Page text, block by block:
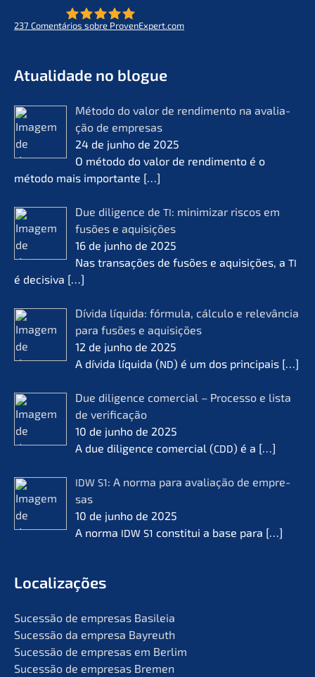
237 Comen­tá­ri­os sobre ProvenExpert.com
Atual­i­da­de no blogue
Método do valor de rendi­men­to na avalia­
ção de empre­sas
24 de junho de 2025
O método do valor de rendi­men­to é o
método mais importan­te […]
Due diligence de TI: minimi­zar riscos em
fusões e aquisi­ções
16 de junho de 2025
Nas transa­ções de fusões e aquisi­ções, a TI
é decisi­va […]
Dívida líqui­da: fórmu­la, cálcu­lo e relevân­cia
para fusões e aquisi­ções
12 de junho de 2025
A dívida líqui­da (ND) é um dos princi­pais […]
Due diligence comer­cial – Proces­so e lista
de verifi­ca­ção
10 de junho de 2025
A due diligence comer­cial (CDD) é a […]
IDW S1: A norma para avalia­ção de empre­
sas
10 de junho de 2025
A norma IDW S1 consti­tui a base para […]
Locali­za­ções
Suces­são de empre­sas Basileia
Suces­são da empre­sa Bayreuth
Suces­são de empre­sas em Berlim
Suces­são de empre­sas Bremen